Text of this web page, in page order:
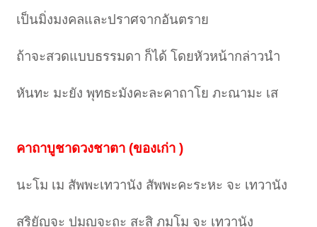
เป็นมิ่งมงคลและปราศจากอันตราย
ถ้าจะสวดแบบธรรมดา ก็ได้ โดยหัวหน้ากล่าวนำ
หันทะ มะยัง พุทธะมังคะละคาถาโย ภะณามะ เส
คาถาบูชาดวงชาตา (ของเก่า )
นะโม เม สัพพะเทวานัง สัพพะคะระหะ จะ เทวานัง
สุริยัญจะ ปุมุญจะถะ สะสิ ภุมโม จะ เทวานัง